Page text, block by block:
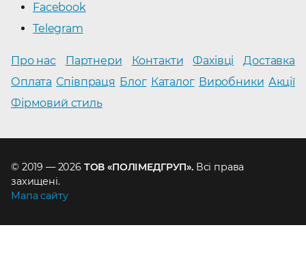
Facebook
Telegram
Про нас Партнери Контакти Фахівці
Доставка
Оплата Співпраця Блог Каталог Виробники Акції
Фірмовий стиль
© 2019 — 2026 ТОВ «ПОЛІМЕДГРУП».Всі права
захищені.
Мапа сайту